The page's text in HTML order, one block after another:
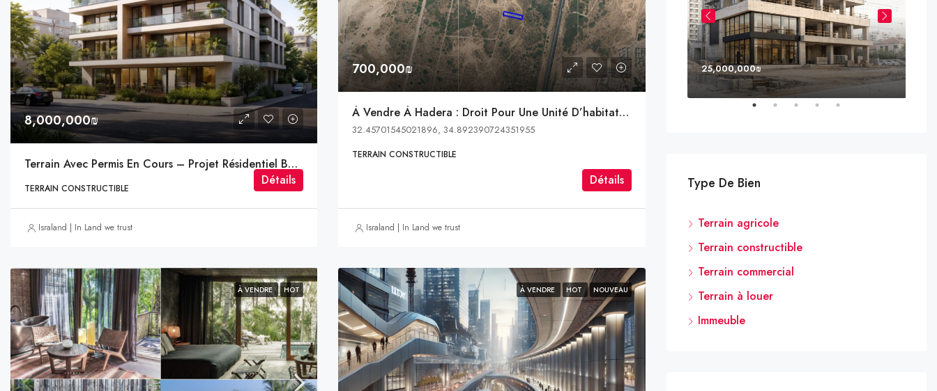
8,000,000₪
Terrain Avec Permis En Cours – Projet Résidentiel Boutique À Netanya
TERRAIN CONSTRUCTIBLE
Détails
Israland | In Land we trust
700,000₪
À Vendre À Hadera : Droit Pour Une Unité D’habitation Dans Un Programme Résidentiel Approuvé – 700.000NIS
32.45701545021896, 34.892390724351955
TERRAIN CONSTRUCTIBLE
Détails
Israland | In Land we trust
À VENDRE HOT À VENDRE HOT NOUVEAU
5,235,000₪
7900 Northwest 27th Avenue, Miami, FL, USA
25,000,000₪
Type De Bien
Terrain agricole
Terrain constructible
Terrain commercial
Terrain à louer
Immeuble